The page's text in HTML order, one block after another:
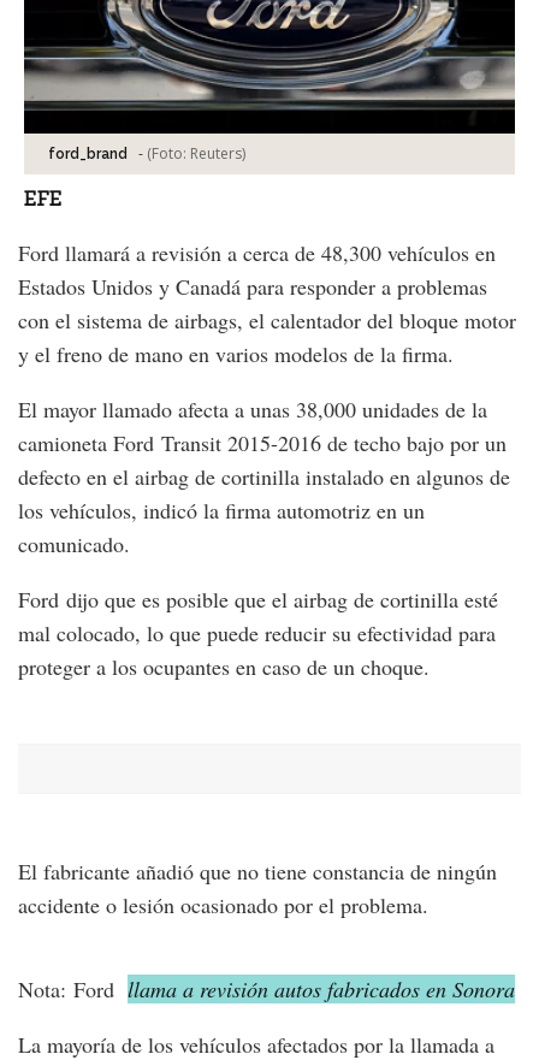
ford_brand - (Foto: Reuters)
EFE
Ford llamará a revisión a cerca de 48,300 vehículos en
Estados Unidos y Canadá para responder a problemas
con el sistema de airbags, el calentador del bloque motor
y el freno de mano en varios modelos de la firma.
El mayor llamado afecta a unas 38,000 unidades de la
camioneta Ford Transit 2015-2016 de techo bajo por un
defecto en el airbag de cortinilla instalado en algunos de
los vehículos, indicó la firma automotriz en un
comunicado.
Ford dijo que es posible que el airbag de cortinilla esté
mal colocado, lo que puede reducir su efectividad para
proteger a los ocupantes en caso de un choque.
El fabricante añadió que no tiene constancia de ningún
accidente o lesión ocasionado por el problema.
Nota: Ford llama a revisión autos fabricados en Sonora
La mayoría de los vehículos afectados por la llamada a